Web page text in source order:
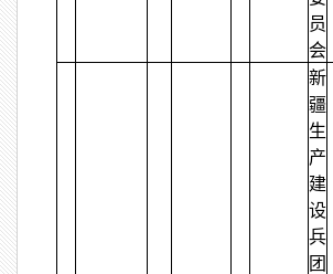
员
会
新
疆
生
产
建
设
兵
团